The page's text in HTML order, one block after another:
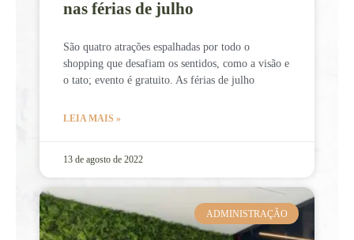
nas férias de julho
São quatro atrações espalhadas por todo o
shopping que desafiam os sentidos, como a visão e
o tato; evento é gratuito. As férias de julho
LEIA MAIS »
13 de agosto de 2022
ADMINISTRAÇÃO